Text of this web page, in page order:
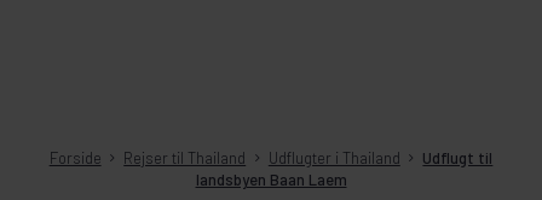
Forside Rejser til Thailand Udflugter i Thailand
Udflugt til
landsbyen Baan Laem